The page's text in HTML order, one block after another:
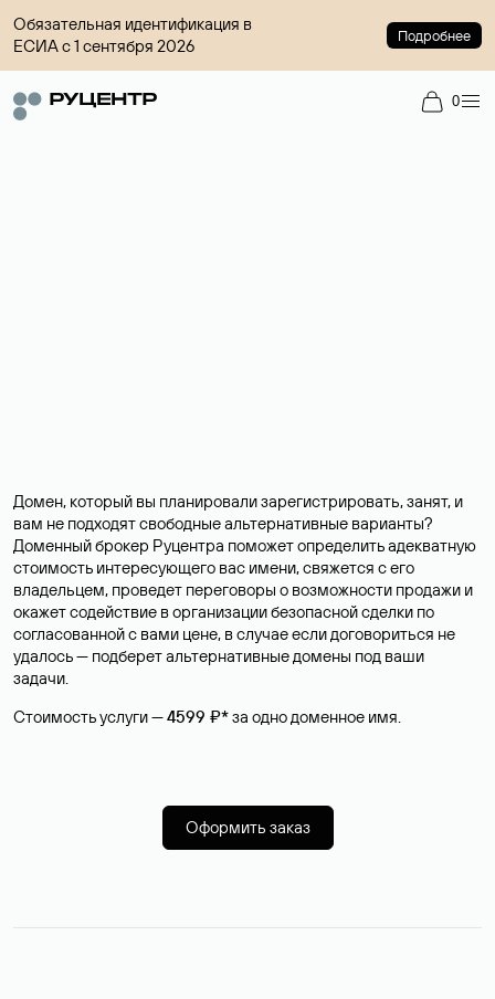
Обязательная идентификация в
ЕСИА с 1 сентября 2026
Подробнее
0
Домен, который вы планировали зарегистрировать, занят, и
вам не подходят свободные альтернативные варианты?
Доменный брокер Руцентра поможет определить адекватную
стоимость интересующего вас имени, свяжется с его
владельцем, проведет переговоры о возможности продажи и
окажет содействие в организации безопасной сделки по
согласованной с вами цене, в случае если договориться не
удалось — подберет альтернативные домены под ваши
задачи.
Стоимость услуги —4599 ₽*за одно доменное имя.
Оформить заказ